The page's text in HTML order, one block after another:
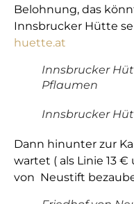
Belohnung, das
Innsbrucker Hütte
huette.at
Innsbrucker
Pflaumen
Innsbrucker
Dann hinunter zur
wartet ( als Linie 13 €
von Neustift